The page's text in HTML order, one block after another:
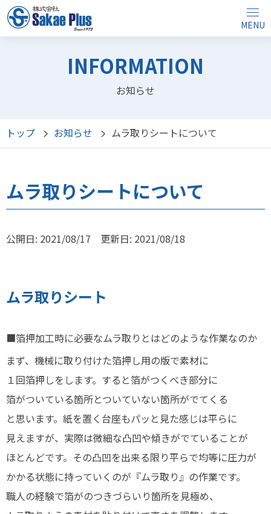
MENU
INFORMATION
お知らせ
トップ お知らせ ムラ取りシートについて
ムラ取りシートについて
公開日: 2021/08/17 更新日: 2021/08/18
ムラ取りシート
■箔押加工時に必要なムラ取りとはどのような作業なのか
まず、機械に取り付けた箔押し用の版で素材に
１回箔押しをします。すると箔がつくべき部分に
箔がついている箇所とついていない箇所がでてくる
と思います。紙を置く台座もパッと見た感じは平らに
見えますが、実際は微細な凸凹や傾きがでていることが
ほとんどです。その凸凹を出来る限り平らで均等に圧力が
かかる状態に持っていくのが『ムラ取り』の作業です。
職人の経験で箔がのつきづらいり箇所を見極め、